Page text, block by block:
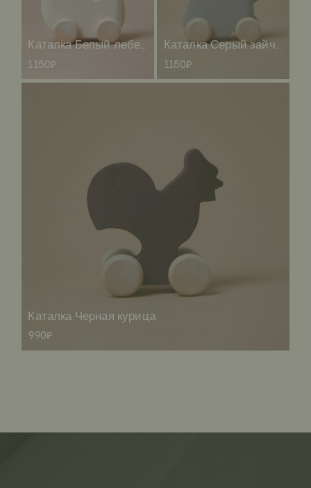
1150₽ 1150₽
Каталка Черная курица
990₽